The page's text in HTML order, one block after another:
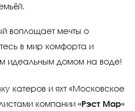
воплощает мечты о
в мир комфорта и
идеальным домом на воде!
катеров и яхт «Московское
компании «Рэст Мар»